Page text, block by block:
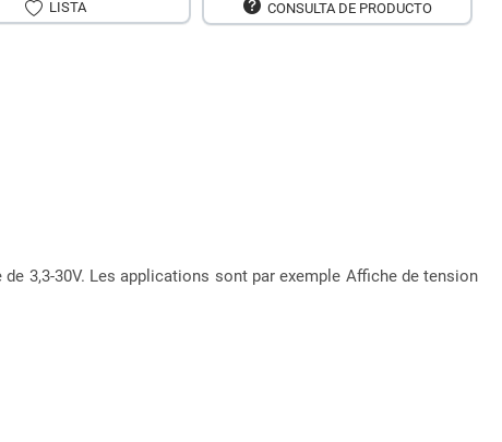
LISTA CONSULTA DE PRODUCTO
3,3-30V. Les applications sont par exemple Affiche de tension